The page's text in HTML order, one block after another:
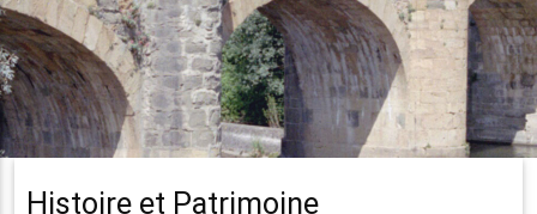
Histoire et Patrimoine